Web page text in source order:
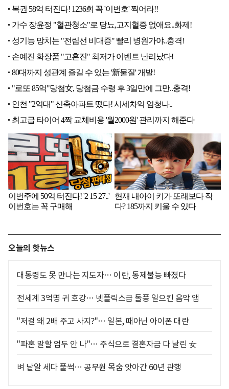
오늘의 핫뉴스
대통령도 못 만나는 지도자… 이란, 통제불능 빠졌다
전세계 3억명 귀 호강… 넷플릭스급 돌풍 일으킨 음악 앱
"저걸 왜 2배 주고 사지?"… 일본, 때아닌 아이폰 대란
"파혼 말할 엄두 안 나"… 주식으로 결혼자금 다 날린 女
벼 낱알 세다 풀썩… 공무원 목숨 앗아간 60년 관행